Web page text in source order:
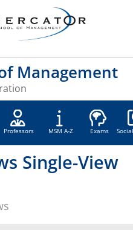
Management
Professors MSM A-Z Exams
Single-View